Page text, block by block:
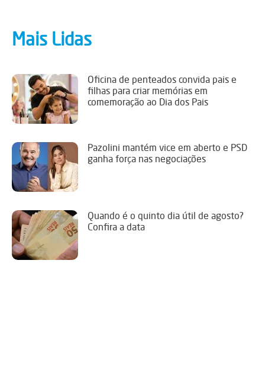
Mais Lidas
Oficina de penteados convida pais e
filhas para criar memórias em
comemoração ao Dia dos Pais
Pazolini mantém vice em aberto e PSD
ganha força nas negociações
Quando é o quinto dia útil de agosto?
Confira a data